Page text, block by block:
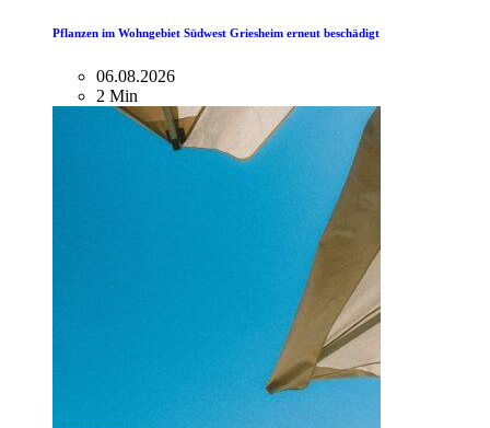
Pflanzen im Wohngebiet Südwest Griesheim erneut beschädigt
06.08.2026
2 Min